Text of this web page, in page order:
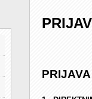
PRIJAVA